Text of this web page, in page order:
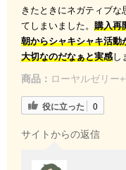
きたときにネガティブ
てしまいました。 購入再
朝からシャキシャキ活動
大切なのだなぁと実感し
商品： ローヤルゼリー
役に立った 0
サイトからの返信